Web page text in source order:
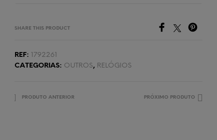
SHARE THIS PRODUCT
REF: 1792261
CATEGORIAS: OUTROS, RELÓGIOS
PRODUTO ANTERIOR PRÓXIMO PRODUTO